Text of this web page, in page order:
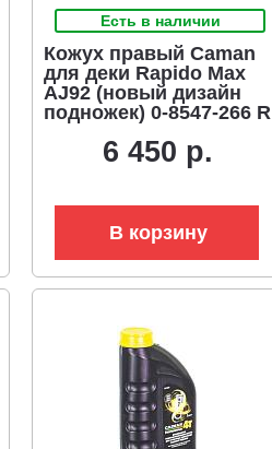
Есть в наличии
Кожух правый Caman
для деки Rapido Max
AJ92 (новый дизайн
подножек) 0-8547-266 R
6 450 р.
В корзину